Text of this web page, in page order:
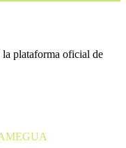
la plataforma oficial de